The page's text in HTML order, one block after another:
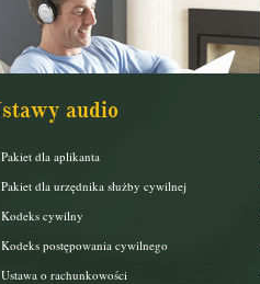
audio
Pakiet dla aplikanta
Pakiet dla urzędnika służby cywilnej
Kodeks cywilny
Kodeks postępowania cywilnego
Ustawa o rachunkowości